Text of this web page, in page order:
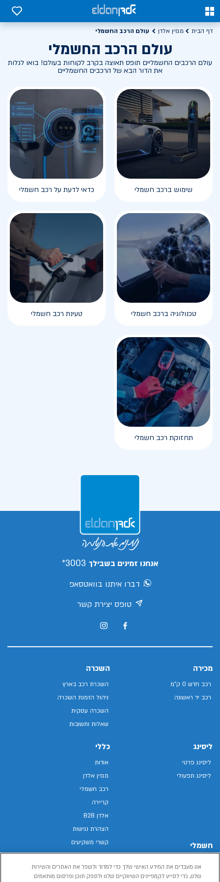
0
0
דף הבית מגזין אלדן עולם הרכב החשמלי
עולם הרכב החשמלי
עולם הרכבים החשמליים תופס תאוצה בקרב לקוחות בעולם! בואו לגלות
את הדור הבא של הרכבים החשמליים
שימוש ברכב חשמלי כדאי לדעת על רכב חשמלי
טכנולוגיה ברכב חשמלי טעינת רכב חשמלי
תחזוקת רכב חשמלי
אנחנו זמינים בשבילך 3003*
דברו איתנו בוואטסאפ
טופס יצירת קשר
מכירה
רכב חדש 0 ק"מ
רכב יד ראשונה
השכרה
השכרת רכב בארץ
ניהול הזמנת השכרה
השכרה עסקית
שאלות ותשובות
ליסינג
ליסינג פרטי
ליסינג תפעולי
חשמלי
רכב חשמלי
כללי
אודות
מגזין אלדן
רכב חשמלי
קריירה
אלדן B2B
הצהרת נגישות
קשרי משקיעים
מפת האתר
מדיניות פרטיות
אנו מעבדים את המידע האישי שלך כדי למדוד ולשפר את האתרים והשירות
שלנו, כדי לסייע לקמפיינים השיווקיים שלנו ולספק תוכן ופרסום מותאמים